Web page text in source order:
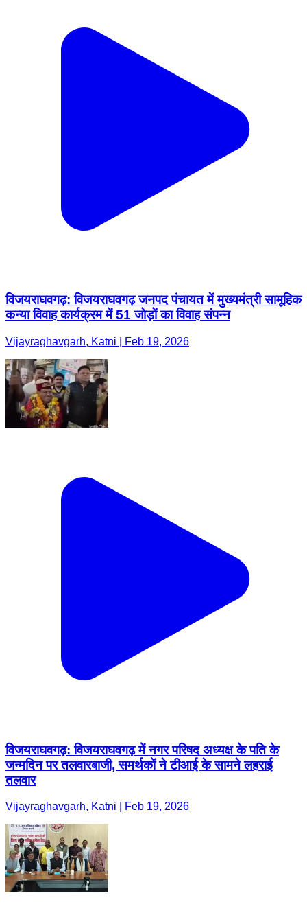
विजयराघवगढ़: विजयराघवगढ़ जनपद पंचायत में मुख्यमंत्री सामूहिक
कन्या विवाह कार्यक्रम में 51 जोड़ों का विवाह संपन्न
Vijayraghavgarh, Katni | Feb 19, 2026
विजयराघवगढ़: विजयराघवगढ़ में नगर परिषद अध्यक्ष के पति के
जन्मदिन पर तलवारबाजी, समर्थकों ने टीआई के सामने लहराई
तलवार
Vijayraghavgarh, Katni | Feb 19, 2026